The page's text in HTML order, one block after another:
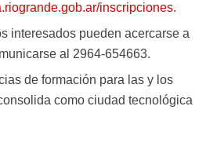
inscripciones.
interesados pueden acercarse a
al 2964-654663.
de formación para las y los
como ciudad tecnológica